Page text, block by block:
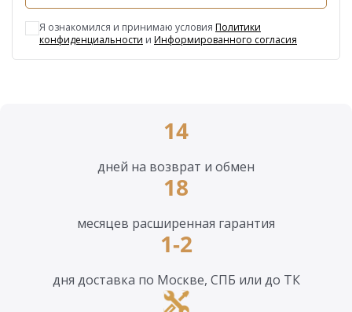
Я ознакомился и принимаю условия Политики
конфиденциальности и Информированного согласия
14
дней на возврат и обмен
18
месяцев расширенная гарантия
1-2
дня доставка по Москве, СПБ или до ТК